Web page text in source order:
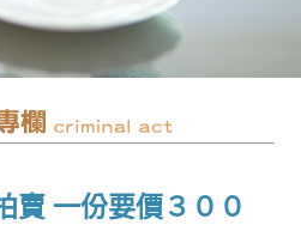
賣 一份要價３００